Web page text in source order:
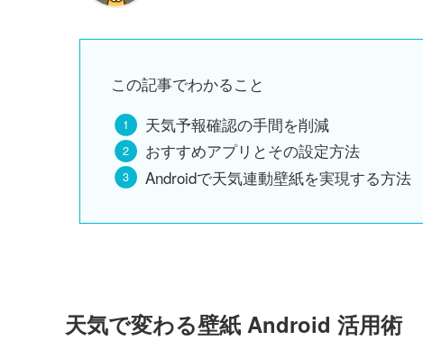
この記事でわかること
天気予報確認の手間を削減
おすすめアプリとその設定方法
Androidで天気連動壁紙を実現する方法
天気で変わる壁紙 Android 活用術